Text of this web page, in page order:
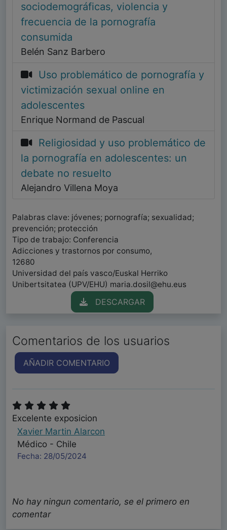
sociodemográficas, violencia y
frecuencia de la pornografía
consumida
Belén Sanz Barbero
Uso problemático de pornografía y
victimización sexual online en
adolescentes
Enrique Normand de Pascual
Religiosidad y uso problemático de
la pornografía en adolescentes: un
debate no resuelto
Alejandro Villena Moya
Palabras clave: jóvenes; pornografía; sexualidad;
prevención; protección
Tipo de trabajo: Conferencia
Adicciones y trastornos por consumo,
12680
Universidad del país vasco/Euskal Herriko
Unibertsitatea (UPV/EHU) maria.dosil@ehu.eus
DESCARGAR
Comentarios de los usuarios
AÑADIR COMENTARIO
Excelente exposicion
Xavier Martin Alarcon
Médico - Chile
Fecha: 28/05/2024
No hay ningun comentario, se el primero en
comentar